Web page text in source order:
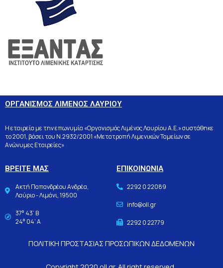
ΟΡΓΑΝΙΣΜΟΣ ΛΙΜΕΝΟΣ ΛΑΥΡΙΟΥ
Η εταιρεία με την επωνυμία «Οργανισμός Λιμένος Λαυρίου Α.Ε.» συστάθηκε
το 2001, βάσει του Ν.2932/2001 «Μετατροπή Λιμενικών Ταμείων σε
Ανώνυμες Εταιρείες»
ΒΡΕΙΤΕ ΜΑΣ
Ακτή Παπανδρέου Ανδρέα,
Λαύριο - Λιμάνι, 19500
37° 43’ Β
24° 04’ Α
ΕΠΙΚΟΙΝΩΝΙΑ
2292 0 22089
info@oll.gr
2292 0 22779
ΠΟΛΙΤΙΚΗ ΠΡΟΣΤΑΣΙΑΣ ΠΡΟΣΩΠΙΚΩΝ ΔΕΔΟΜΕΝΩΝ